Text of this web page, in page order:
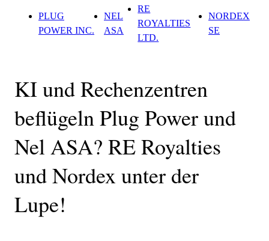
PLUG
POWER INC.
NEL
ASA
RE
ROYALTIES
LTD.
NORDEX
SE
KI und Rechenzentren
beflügeln Plug Power und
Nel ASA? RE Royalties
und Nordex unter der
Lupe!